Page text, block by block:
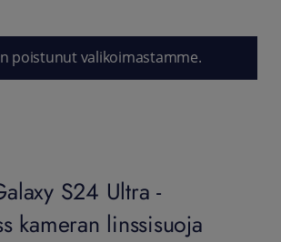
poistunut valikoimastamme.
S24 Ultra -
kameran linssisuoja